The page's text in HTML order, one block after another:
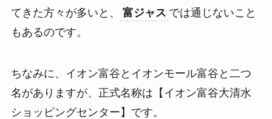
てきた方々が多いと、
富ジャス では通じないこと
もあるのです。
ちなみに、イオン富谷とイオンモール富谷と二つ
名がありますが、正式名称は【イオン富谷大清水
ショッピングセンター】です。